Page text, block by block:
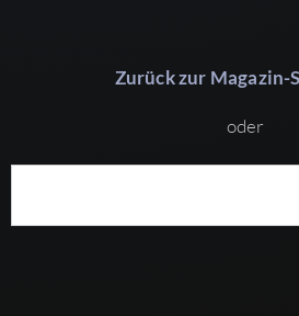
Zurück zur Magazin-
oder